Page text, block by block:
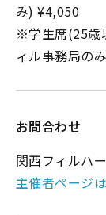
み) ¥4,050
※学生席(25歳
ィル事務局の
お問合わせ
関西フィルハ
主催者ページ